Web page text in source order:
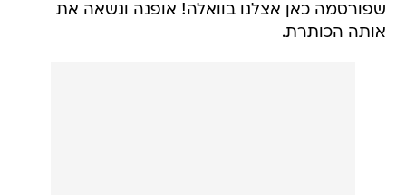
שפורסמה כאן אצלנו בוואלה! אופנה ונשאה את
אותה הכותרת.